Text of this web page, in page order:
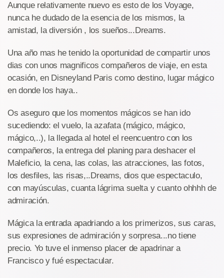
Aunque relativamente nuevo es esto de los Voyage,
nunca he dudado de la esencia de los mismos, la
amistad, la diversión , los sueños...Dreams.
Una año mas he tenido la oportunidad de compartir unos
dias con unos magnificos compañeros de viaje, en esta
ocasión, en Disneyland Paris como destino, lugar mágico
en donde los haya..
Os aseguro que los momentos mágicos se han ido
sucediendo: el vuelo, la azafata (mágico, mágico,
mágico,..), la llegada al hotel el reencuentro con los
compañeros, la entrega del planing para deshacer el
Maleficio, la cena, las colas, las atracciones, las fotos,
los desfiles, las risas,..Dreams, dios que espectaculo,
con mayúsculas, cuanta lágrima suelta y cuanto ohhhh de
admiración.
Mágica la entrada apadriando a los primerizos, sus caras,
sus expresiones de admiración y sorpresa...no tiene
precio. Yo tuve el inmenso placer de apadrinar a
Francisco y fué espectacular.